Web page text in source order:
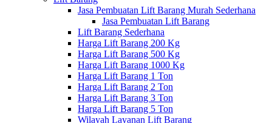
Jasa Pembuatan Lift Barang Murah Sederhana
Jasa Pembuatan Lift Barang
Lift Barang Sederhana
Harga Lift Barang 200 Kg
Harga Lift Barang 500 Kg
Harga Lift Barang 1000 Kg
Harga Lift Barang 1 Ton
Harga Lift Barang 2 Ton
Harga Lift Barang 3 Ton
Harga Lift Barang 5 Ton
Wilayah Layanan Lift Barang